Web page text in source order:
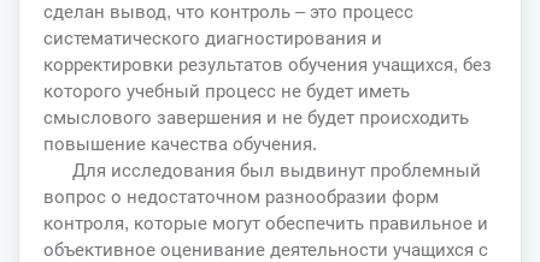
сделан вывод, что контроль – это процесс
систематического диагностирования и
корректировки результатов обучения учащихся, без
которого учебный процесс не будет иметь
смыслового завершения и не будет происходить
повышение качества обучения.
Для исследования был выдвинут проблемный
вопрос о недостаточном разнообразии форм
контроля, которые могут обеспечить правильное и
объективное оценивание деятельности учащихся с